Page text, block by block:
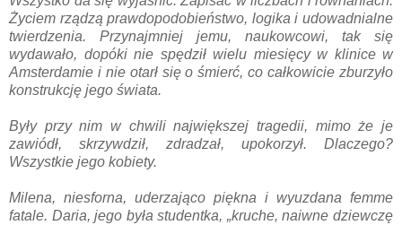
Życiem rządzą prawdopodobieństwo, logika i udowadnialne
twierdzenia. Przynajmniej jemu, naukowcowi, tak się
wydawało, dopóki nie spędził wielu miesięcy w klinice w
Amsterdamie i nie otarł się o śmierć, co całkowicie zburzyło
konstrukcję jego świata.
Były przy nim w chwili największej tragedii, mimo że je
zawiódł, skrzywdził, zdradzał, upokorzył. Dlaczego?
Wszystkie jego kobiety.
Milena, niesforna, uderzająco piękna i wyuzdana femme
fatale. Daria, jego była studentka, „kruche, naiwne dziewczę